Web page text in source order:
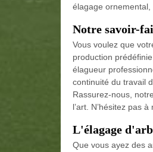
élagage
Notre savoir-
Vous voulez que
production
élagueur
continuité du travail
Rassurez-nous,
l’art. N’hésitez pas
L'élagage
Que vous ayez des